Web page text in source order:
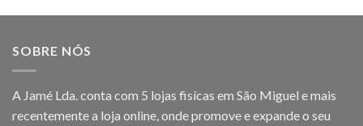
SOBRE NÓS
A Jamé Lda. conta com 5 lojas fisícas em São Miguel e mais
recentemente a loja online, onde promove e expande o seu